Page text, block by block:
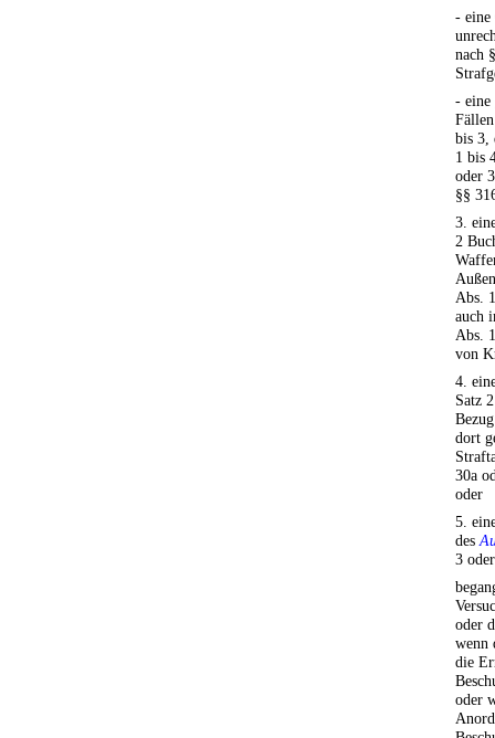
- eine
nach
- eine
bis 3,
1 bis
oder
§§
3.
2
Abs.
auch
Abs.
von
4.
Satz
dort
30a
oder
5.
des
3
oder
wenn
die
oder